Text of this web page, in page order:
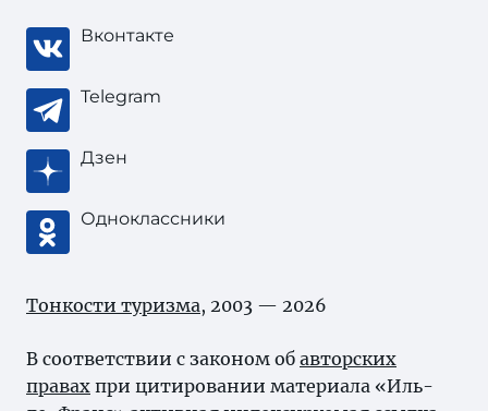
Вконтакте
Telegram
Дзен
Одноклассники
Тонкости туризма, 2003 — 2026
В соответствии с законом об авторских
правах при цитировании материала «Иль-